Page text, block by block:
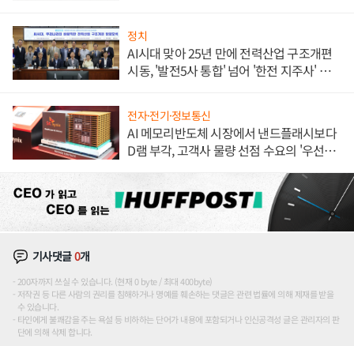
정치
AI시대 맞아 25년 만에 전력산업 구조개편
시동, '발전5사 통합' 넘어 '한전 지주사' 재편
전자·전기·정보통신
AI 메모리반도체 시장에서 낸드플래시보다
D램 부각, 고객사 물량 선점 수요의 '우선순
기사댓글0개
200자까지 쓰실 수 있습니다. (현재 0 byte / 최대 400byte)
저작권 등 다른 사람의 권리를 침해하거나 명예를 훼손하는 댓글은 관련 법률에 의해 제재를 받을
수 있습니다.
타인에게 불쾌감을 주는 욕설 등 비하하는 단어가 내용에 포함되거나 인신공격성 글은 관리자의 판
단에 의해 삭제 합니다.